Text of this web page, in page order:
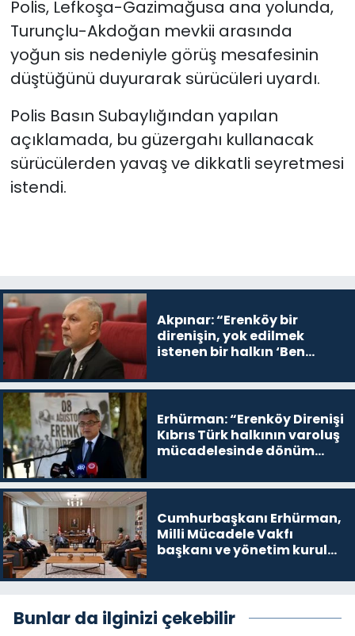
sağlandı”
Polis, Lefkoşa-Gazimağusa ana yolunda,
Turunçlu-Akdoğan mevkii arasında
yoğun sis nedeniyle görüş mesafesinin
düştüğünü duyurarak sürücüleri uyardı.
Polis Basın Subaylığından yapılan
açıklamada, bu güzergahı kullanacak
sürücülerden yavaş ve dikkatli seyretmesi
istendi.
Akpınar: “Erenköy bir
direnişin, yok edilmek
istenen bir halkın ‘Ben
devam edeceğim’ dediği
Erhürman: “Erenköy Direnişi
Kıbrıs Türk halkının varoluş
mücadelesinde dönüm
Cumhurbaşkanı Erhürman,
Milli Mücadele Vakfı
başkanı ve yönetim kurulu
Bunlar da ilginizi çekebilir
SAĞLIK
Spor
Teknoloji
TÜRKiYE
Video Galeri